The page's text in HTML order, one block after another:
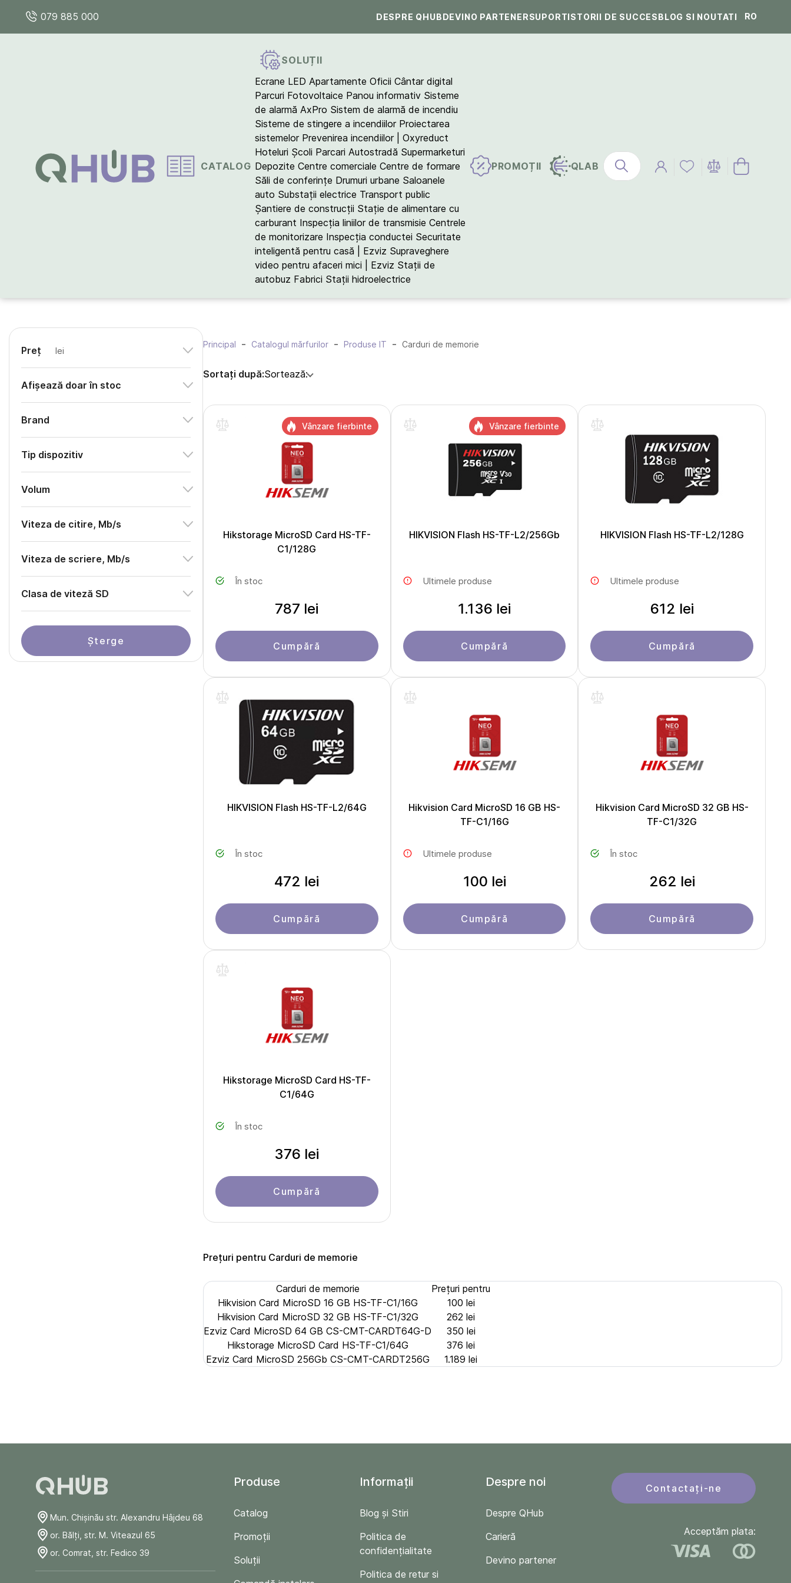
079 885 000 DESPRE QHUBDEVINO PARTENERSUPORTISTORII DE SUCCESBLOG SI NOUTATI RO
CATALOG
SOLUȚII
Ecrane LED Apartamente Oficii Cântar digital
Parcuri Fotovoltaice Panou informativ Sisteme
de alarmă AxPro Sistem de alarmă de incendiu
Sisteme de stingere a incendiilor Proiectarea
sistemelor Prevenirea incendiilor | Oxyreduct
Hoteluri Școli Parcari Autostradă Supermarketuri
Depozite Centre comerciale Centre de formare
Săli de conferințe Drumuri urbane Saloanele
auto Substații electrice Transport public
Șantiere de construcții Stație de alimentare cu
carburant Inspecția liniilor de transmisie Centrele
de monitorizare Inspecția conductei Securitate
inteligentă pentru casă | Ezviz Supraveghere
video pentru afaceri mici | Ezviz Stații de
autobuz Fabrici Stații hidroelectrice
PROMOȚII QLAB
Preț lei
Afișează doar în stoc
Brand
Tip dispozitiv
Volum
Viteza de citire, Mb/s
Viteza de scriere, Mb/s
Clasa de viteză SD
Șterge
Principal Catalogul mărfurilor Produse IT Carduri de memorie
Sortați după:Sortează:
Hikstorage MicroSD Card HS-TF-
C1/128G
În stoc
787 lei
Cumpără
Vânzare fierbinte
HIKVISION Flash HS-TF-L2/256Gb
Ultimele produse
1.136 lei
Cumpără
Vânzare fierbinte
HIKVISION Flash HS-TF-L2/128G
Ultimele produse
612 lei
Cumpără
HIKVISION Flash HS-TF-L2/64G
În stoc
472 lei
Cumpără
Hikvision Card MicroSD 16 GB HS-
TF-C1/16G
Ultimele produse
100 lei
Cumpără
Hikvision Card MicroSD 32 GB HS-
TF-C1/32G
În stoc
262 lei
Cumpără
Hikstorage MicroSD Card HS-TF-
C1/64G
În stoc
376 lei
Cumpără
Prețuri pentru Carduri de memorie
Carduri de memorie
Prețuri pentru
Hikvision Card MicroSD 16 GB HS-TF-C1/16G
100 lei
Hikvision Card MicroSD 32 GB HS-TF-C1/32G
262 lei
Ezviz Card MicroSD 64 GB CS-CMT-CARDT64G-D
350 lei
Hikstorage MicroSD Card HS-TF-C1/64G
376 lei
Ezviz Card MicroSD 256Gb CS-CMT-CARDT256G
1.189 lei
Mun. Chişinău str. Alexandru Hâjdeu 68
or. Bălți, str. M. Viteazul 65
or. Comrat, str. Fedico 39
Produse
Catalog
Promoții
Soluții
Informații
Blog și Stiri
Politica de
confidențialitate
Politica de retur si
Despre noi
Despre QHub
Carieră
Devino partener
Contactați-ne
Acceptăm plata: